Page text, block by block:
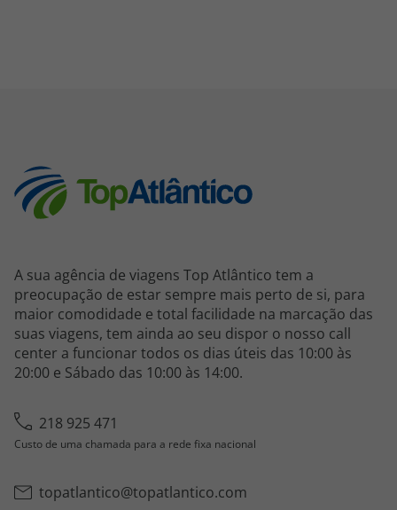
A sua agência de viagens Top Atlântico tem a
preocupação de estar sempre mais perto de si, para
maior comodidade e total facilidade na marcação das
suas viagens, tem ainda ao seu dispor o nosso call
center a funcionar todos os dias úteis das 10:00 às
20:00 e Sábado das 10:00 às 14:00.
218 925 471
Custo de uma chamada para a rede fixa nacional
topatlantico@topatlantico.com